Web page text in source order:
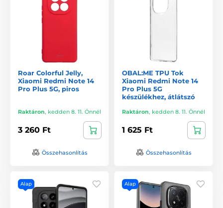
Roar Colorful Jelly,
Xiaomi Redmi Note 14
Pro Plus 5G, piros
Raktáron, kedden 8. 11. Önnél
3 260 Ft
Összehasonlítás
OBAL:ME TPU Tok
Xiaomi Redmi Note 14
Pro Plus 5G
készülékhez, átlátszó
Raktáron, kedden 8. 11. Önnél
1 625 Ft
Összehasonlítás
Alap Alap